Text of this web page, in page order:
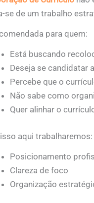
se de um trabalho
para quem:
Está buscando
Deseja se candidatar
Percebe que o
Não sabe como
Quer alinhar o
aqui trabalharemos:
Posicionamento
Clareza de foco
Organização